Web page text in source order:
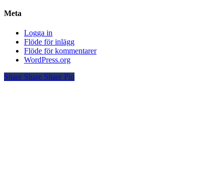
Meta
Logga in
Flöde för inlägg
Flöde för kommentarer
WordPress.org
Share Share Share Pin